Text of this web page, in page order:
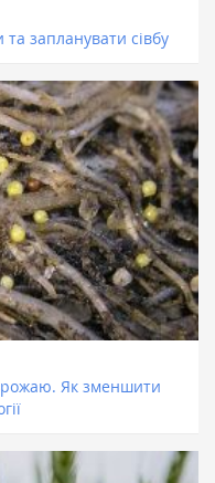
запланувати сівбу
Як зменшити